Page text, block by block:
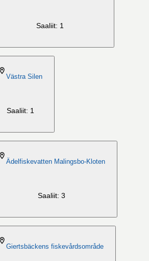
Saaliit: 1
Västra Silen
Saaliit: 1
Ädelfiskevatten Malingsbo-Kloten
Saaliit: 3
Giertsbäckens fiskevårdsområde